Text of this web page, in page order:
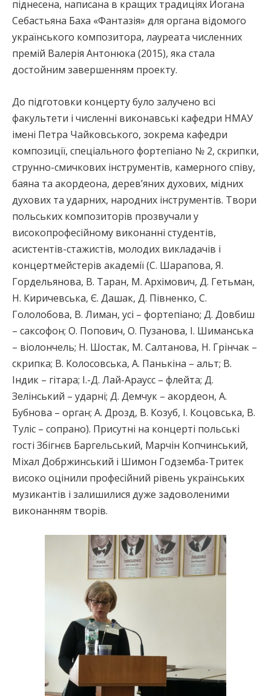
піднесена, написана в кращих традиціях Йогана
Себастьяна Баха «Фантазія» для органа відомого
українського композитора, лауреата численних
премій Валерія Антонюка (2015), яка стала
достойним завершенням проекту.
До підготовки концерту було залучено всі
факультети і численні виконавські кафедри НМАУ
імені Петра Чайковського, зокрема кафедри
композиції, спеціального фортепіано № 2, скрипки,
струнно-смичкових інструментів, камерного співу,
баяна та акордеона, дерев’яних духових, мідних
духових та ударних, народних інструментів. Твори
польських композиторів прозвучали у
високопрофесійному виконанні студентів,
асистентів-стажистів, молодих викладачів і
концертмейстерів академії (С. Шарапова, Я.
Гордельянова, В. Таран, М. Архімович, Д. Гетьман,
Н. Киричевська, Є. Дашак, Д. Півненко, С.
Гололобова, В. Лиман, усі – фортепіано; Д. Довбиш
– саксофон; О. Попович, О. Пузанова, І. Шиманська
– віолончель; Н. Шостак, М. Салтанова, Н. Грінчак –
скрипка; В. Колосовська, А. Панькіна – альт; В.
Індик – гітара; І.-Д. Лай-Араусс – флейта; Д.
Зелінський – ударні; Д. Демчук – акордеон, А.
Бубнова – орган; А. Дрозд, В. Козуб, І. Коцовська, В.
Туліс – сопрано). Присутні на концерті польські
гості Збігнєв Баргельський, Марчін Копчинський,
Міхал Добржинський і Шимон Годземба-Тритек
високо оцінили професійний рівень українських
музикантів і залишилися дуже задоволеними
виконанням творів.